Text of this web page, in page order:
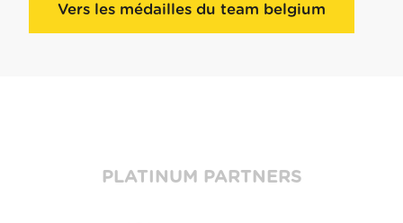
Vers les médailles du team belgium
PLATINUM PARTNERS